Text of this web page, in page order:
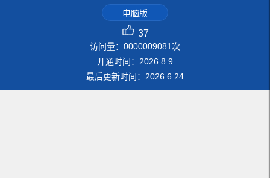
电脑版
37
访问量： 0000009081 次
开通时间： 2026 8 9
最后更新时间： 2026 6 24